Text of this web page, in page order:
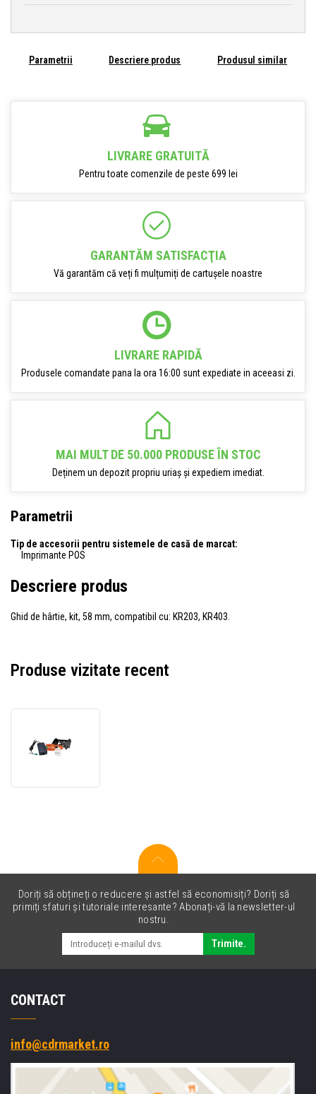
Parametrii Descriere produs Produsul similar
LIVRARE GRATUITĂ
Pentru toate comenzile de peste 699 lei
GARANTĂM SATISFACŢIA
Vă garantăm că veți fi mulțumiți de cartușele noastre
LIVRARE RAPIDĂ
Produsele comandate pana la ora 16:00 sunt expediate in aceeasi zi.
MAI MULT DE 50.000 PRODUSE ÎN STOC
Deținem un depozit propriu uriaș și expediem imediat.
Parametrii
Tip de accesorii pentru sistemele de casă de marcat:
Imprimante POS
Descriere produs
Ghid de hârtie, kit, 58 mm, compatibil cu: KR203, KR403.
Produse vizitate recent
paper
Doriți să obțineți o reducere și astfel să economisiți? Doriți să
primiți sfaturi și tutoriale interesante? Abonați-vă la newsletter-ul
nostru.
Trimite.
CONTACT
info@cdrmarket.ro